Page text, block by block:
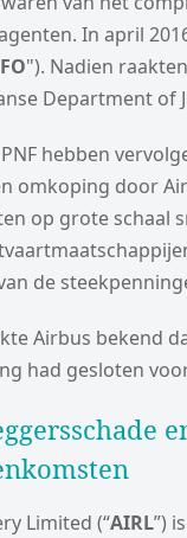
In april
"). Nadien
Department of
PNF hebben
omkoping door
op grote schaal
de
Airbus bekend
had gesloten
Limited (“AIRL”)